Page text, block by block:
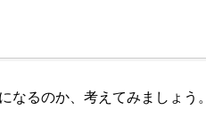
なるのか、考えてみましょう。